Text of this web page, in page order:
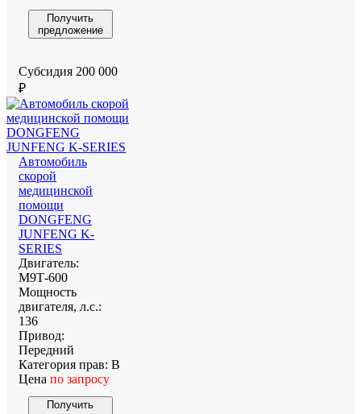
Получить
предложение
Субсидия 200 000
₽
Автомобиль
скорой
медицинской
помощи
DONGFENG
JUNFENG K-
SERIES
Двигатель:
М9Т-600
Мощность
двигателя, л.с.:
136
Привод:
Передний
Категория прав: B
Цена по запросу
Получить